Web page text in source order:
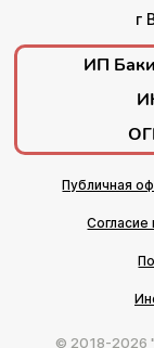
г
ИП
Публичная
© 2018-2026